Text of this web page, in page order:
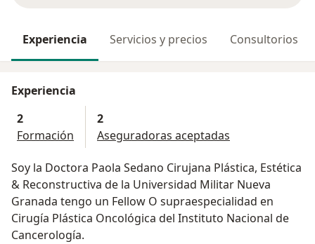
Experiencia Servicios y precios Consultorios
Experiencia
2
Formación
2
Aseguradoras aceptadas
Soy la Doctora Paola Sedano Cirujana Plástica, Estética
& Reconstructiva de la Universidad Militar Nueva
Granada tengo un Fellow O supraespecialidad en
Cirugía Plástica Oncológica del Instituto Nacional de
Cancerología.